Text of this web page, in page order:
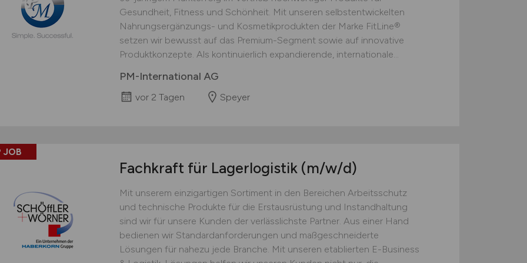
Gesundheit, Fitness und Schönheit. Mit unseren selbstentwickelten
Nahrungsergänzungs- und Kosmetikprodukten der Marke FitLine®
setzen wir bewusst auf das Premium-Segment sowie auf innovative
Produktkonzepte. Als kontinuierlich expandierende, internationale...
PM-International AG
vor 2 Tagen Speyer
JOB
Fachkraft für Lagerlogistik (m/w/d)
Mit unserem einzigartigen Sortiment in den Bereichen Arbeitsschutz
und technische Produkte für die Erstausrüstung und Instandhaltung
sind wir für unsere Kunden der verlässlichste Partner. Aus einer Hand
bedienen wir Standardanforderungen und maßgeschneiderte
Lösungen für nahezu jede Branche. Mit unseren etablierten E-Business